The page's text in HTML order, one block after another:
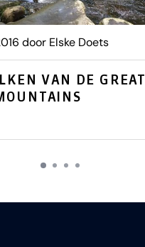
door Elske Doets
VAN DE GREAT